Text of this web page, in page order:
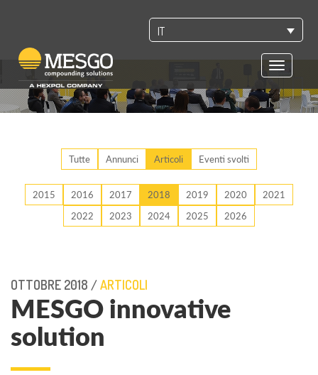
IT
Toggle
Tutte Annunci Articoli Eventi svolti
2015 2016 2017 2018 2019 2020
2021
2022
2023 2024 2025 2026
OTTOBRE 2018 /ARTICOLI
MESGO innovative
solution